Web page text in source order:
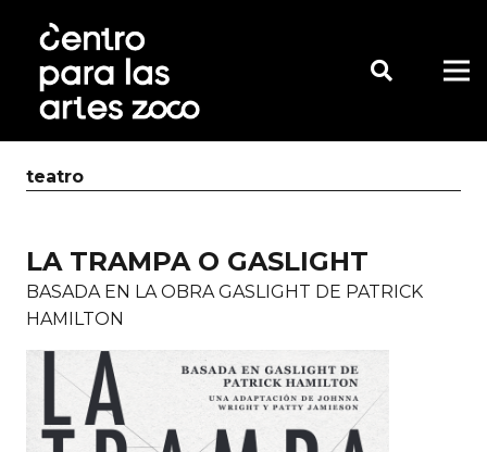
teatro
LA TRAMPA O GASLIGHT
BASADA EN LA OBRA GASLIGHT DE PATRICK
HAMILTON